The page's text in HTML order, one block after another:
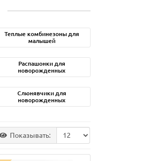
Теплые комбинезоны для
малышей
Распашонки для
новорожденных
Слюнявчики для
новорожденных
Показывать: